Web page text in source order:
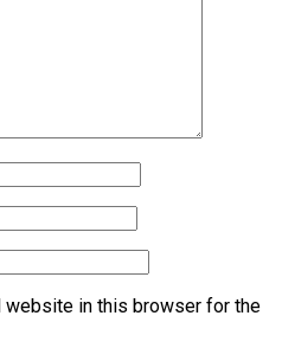
website in this browser for the